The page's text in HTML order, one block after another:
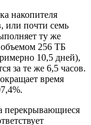
накопителя
или почти семь
ту же
объемом 256 ТБ
10,5 дней),
за те же 6,5 часов.
время
перекрывающиеся